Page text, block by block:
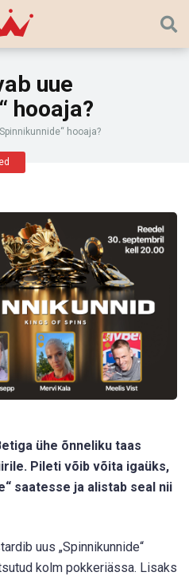
uue
hooaja?
hooaja?
ühe õnneliku taas
Pileti võib võita igaüks,
saatesse ja alistab seal nii
uus „Spinnikunnide“
kolm pokkeriässa. Lisaks